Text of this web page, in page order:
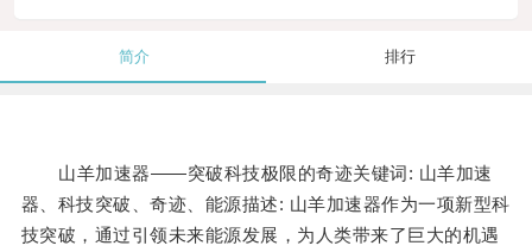
简介 排行
山羊加速器——突破科技极限的奇迹关键词: 山羊加速
器、科技突破、奇迹、能源描述: 山羊加速器作为一项新型科
技突破，通过引领未来能源发展，为人类带来了巨大的机遇